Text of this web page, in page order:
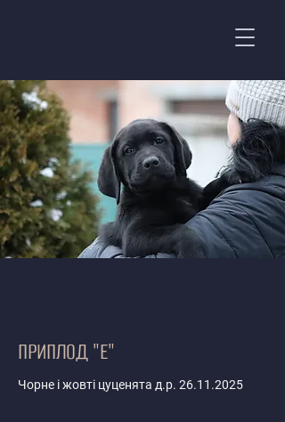
ПРИПЛОД "Е"
Чорне і жовті цуценята д.р. 26.11.2025